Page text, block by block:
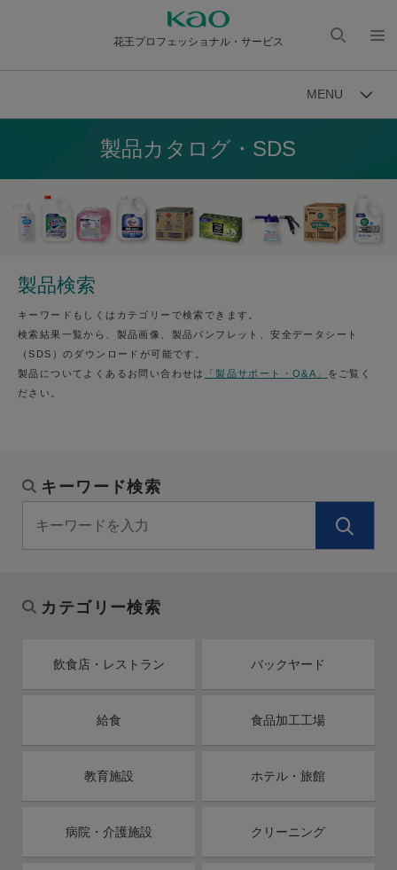
花王プロフェッショナル・サービス
く
MENU
製品カタログ・SDS
製品検索
キーワードもしくはカテゴリーで検索できます。
検索結果一覧から、製品画像、製品パンフレット、安全データシート
（SDS）のダウンロードが可能です。
製品についてよくあるお問い合わせは
「製品サポート・Q&A」
をご覧く
ださい。
キーワード検索
カテゴリー検索
飲食店・レストラン バックヤード
給食 食品加工工場
教育施設 ホテル・旅館
病院・介護施設 クリーニング